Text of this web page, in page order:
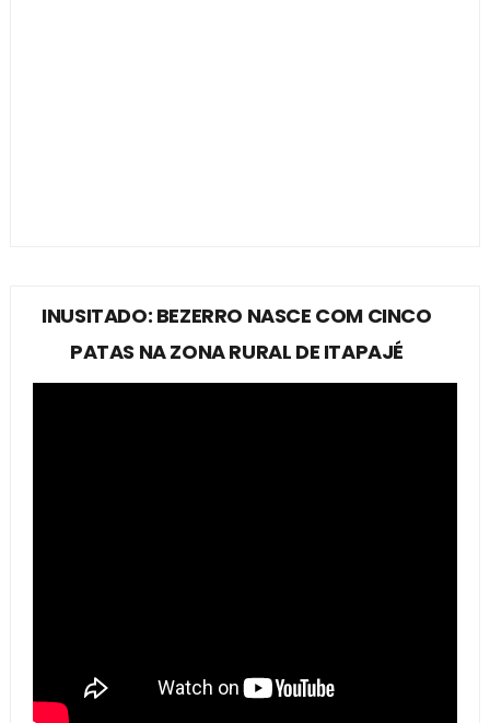
INUSITADO: BEZERRO NASCE COM CINCO
PATAS NA ZONA RURAL DE ITAPAJÉ